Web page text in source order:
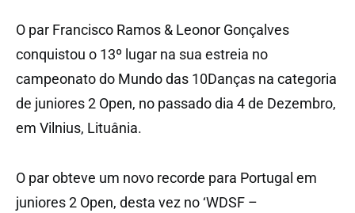
O par Francisco Ramos & Leonor Gonçalves
conquistou o 13º lugar na sua estreia no
campeonato do Mundo das 10Danças na categoria
de juniores 2 Open, no passado dia 4 de Dezembro,
em Vilnius, Lituânia.
O par obteve um novo recorde para Portugal em
juniores 2 Open, desta vez no ‘WDSF –